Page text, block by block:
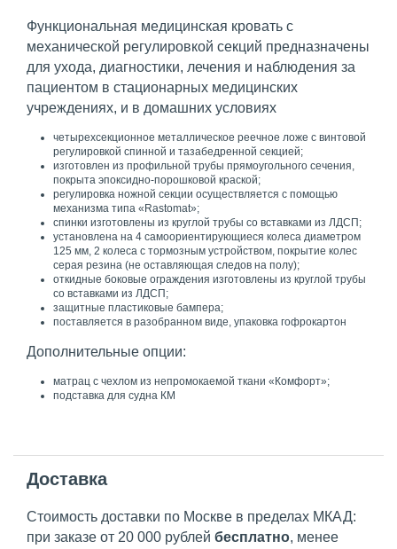
Функциональная медицинская кровать с
механической регулировкой секций предназначены
для ухода, диагностики, лечения и наблюдения за
пациентом в стационарных медицинских
учреждениях, и в домашних условиях
четырехсекционное металлическое реечное ложе с винтовой
регулировкой спинной и тазабедренной секцией;
изготовлен из профильной трубы прямоугольного сечения,
покрыта эпоксидно-порошковой краской;
регулировка ножной секции осуществляется с помощью
механизма типа «Rastomat»;
спинки изготовлены из круглой трубы со вставками из ЛДСП;
установлена на 4 самоориентирующиеся колеса диаметром
125 мм, 2 колеса с тормозным устройством, покрытие колес
серая резина (не оставляющая следов на полу);
откидные боковые ограждения изготовлены из круглой трубы
со вставками из ЛДСП;
защитные пластиковые бампера;
поставляется в разобранном виде, упаковка гофрокартон
Дополнительные опции:
матрац с чехлом из непромокаемой ткани «Комфорт»;
подставка для судна КМ
Доставка
Стоимость доставки по Москве в пределах МКАД:
при заказе от 20 000 рублей бесплатно, менее